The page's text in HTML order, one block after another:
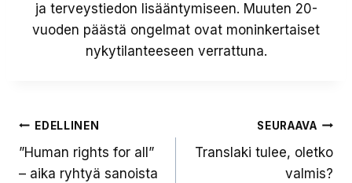
ja terveystiedon lisääntymiseen. Muuten 20-
vuoden päästä ongelmat ovat moninkertaiset
nykytilanteeseen verrattuna.
Artikkelien
selaus
EDELLINEN
”Human rights for all”
– aika ryhtyä sanoista
SEURAAVA
Translaki tulee, oletko
valmis?